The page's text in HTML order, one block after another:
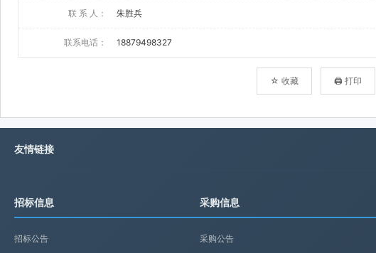
联 系 人： 朱胜兵
联系电话： 18879498327
☆ 收藏 🖨 打印
友情链接
招标信息
招标公告
采购信息
采购公告